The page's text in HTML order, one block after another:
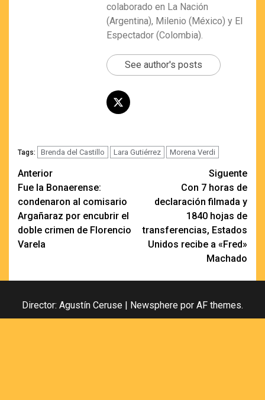
colaborado en La Nación
(Argentina), Milenio (México) y El
Espectador (Colombia).
See author's posts
Tags: Brenda del Castillo Lara Gutiérrez Morena Verdi
Navegación
de
entradas
Anterior
Fue la Bonaerense:
condenaron al comisario
Argañaraz por encubrir el
doble crimen de Florencio
Varela
Siguente
Con 7 horas de
declaración filmada y
1840 hojas de
transferencias, Estados
Unidos recibe a «Fred»
Machado
Director: Agustín Ceruse | Newsphere por AF themes.